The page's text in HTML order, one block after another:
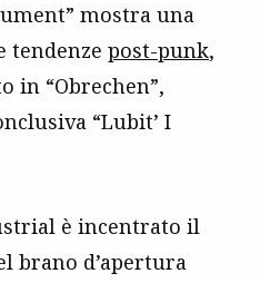
mostra una
tendenze post-punk,
in “Obrechen”,
“Lubit’ I
è incentrato il
brano d’apertura